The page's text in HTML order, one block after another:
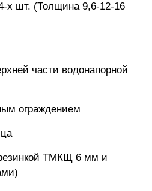
х шт. (Толщина 9,6-12-16
части водонапорной
ограждением
ТМКЩ 6 мм и